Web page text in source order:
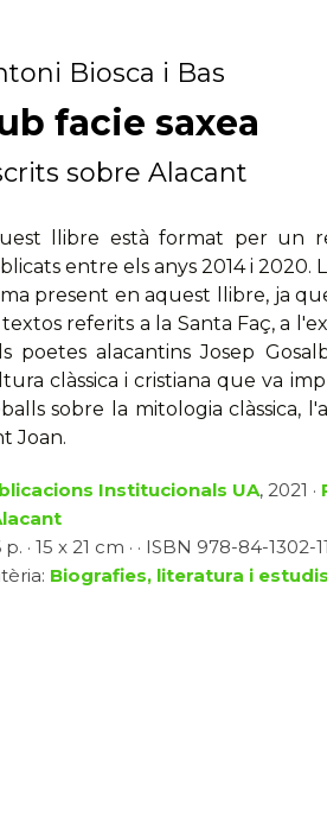
Biosca i Bas
facie saxea
sobre Alacant
llibre està format per un
entre els anys 2014 i
present en aquest llibre, ja
textos referits a la Santa Faç, a
poetes alacantins Josep
clàssica i cristiana que va
sobre la mitologia clàssica,
Joan.
Institucionals UA, 2021 ·
p. · 15 x 21 cm · · ISBN 978-84-1302-
Biografies, literatura i